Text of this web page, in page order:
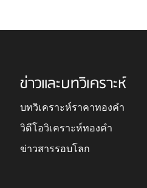
ข่าวและบทวิเคราะห์
บทวิเคราะห์ราคาทองคำ
วิดีโอวิเคราะห์ทองคำ
ข่าวสารรอบโลก